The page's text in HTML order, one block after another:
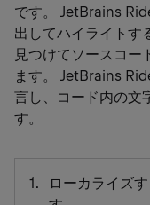
です。 JetBrains
出してハイライトす
見つけてソースコー
ます。 JetBrains
言し、コード内の文
す。
ローカライズ